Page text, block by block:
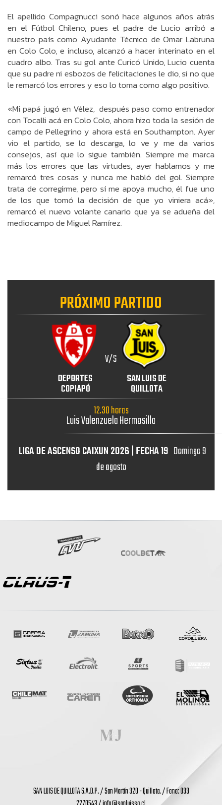
El apellido Compagnucci sonó hace algunos años atrás
en el Fútbol Chileno, pues el padre de Lucio arribó a
nuestro país como Ayudante Técnico de Omar Labruna
en Colo Colo, e incluso, alcanzó a hacer interinato en el
cuadro albo. Tras su gol ante Curicó Unido, Lucio cuenta
que su padre ni esbozos de felicitaciones le dio, si no que
le remarcó los errores y eso lo toma como algo positivo.
«Mi papá jugó en Vélez, después paso como entrenador
con Tocalli acá en Colo Colo, ahora hizo toda la sesión de
campo de Pellegrino y ahora está en Southampton. Ayer
vio el partido, se lo descarga, lo ve y me da varios
consejos, así que lo sigue también. Siempre me marca
más los errores que las virtudes, ayer hablamos y me
remarcó tres cosas y nunca me habló del gol. Siempre
trata de corregirme, pero sí me apoya mucho, él fue uno
de los que tomó la decisión de que yo viniera acá»,
remarcó el nuevo volante canario que ya se adueña del
mediocampo de Miguel Ramírez.
PRÓXIMO PARTIDO
DEPORTES
COPIAPÓ
V/S
SAN LUIS DE
QUILLOTA
12.30 horas
Luis Valenzuela Hermosilla
LIGA DE ASCENSO CAIXUN 2026 | FECHA 19 Domingo 9
de agosto
SAN LUIS DE QUILLOTA S.A.D.P. / San Martín 320 - Quillota. / Fono: 033